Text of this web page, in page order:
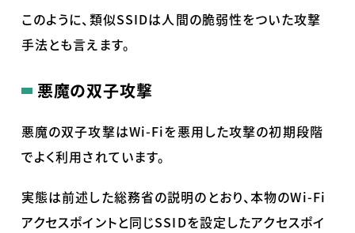
このように、類似SSIDは人間の脆弱性をついた攻撃
手法とも言えます。
悪魔の双子攻撃
悪魔の双子攻撃はWi-Fiを悪用した攻撃の初期段階
でよく利用されています。
実態は前述した総務省の説明のとおり、本物のWi-Fi
アクセスポイントと同じSSIDを設定したアクセスポイ